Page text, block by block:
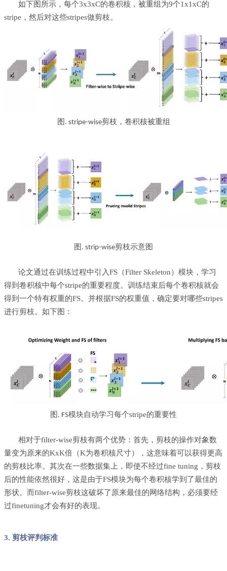
如下图所示，每个3x3xC的卷积核，被重组为9个1x1xC的
stripe ，然后对这些stripes做剪枝。
图. stripe-wise剪枝，卷积核被重组
图. strip-wise剪枝示意图
论文通过在训练过程中引入FS （Filter Skeleton）模块，学习
得到卷积核中每个stripe的重要程度。训练结束后每个卷积核就会
得到一个特有权重的FS。并根据FS的权重值，确定要对哪些stripes
进行剪枝。如下图：
图. FS模块自动学习每个stripe的重要性
相对于filter-wise剪枝有两个优势：首先，剪枝的操作对象数
量变为原来的KxK倍（K为卷积核尺寸），这意味着可以获得更高
的剪枝比率。其次在一些数据集上，即使不经过fine tuning ，剪枝
后的性能依然很好，这是由于FS模块为每个卷积核学到了最佳的
形状。而filter-wise剪枝这破坏了原来最佳的网络结构，必须要经
过finetuning才会有好的表现。
3. 剪枝评判标准